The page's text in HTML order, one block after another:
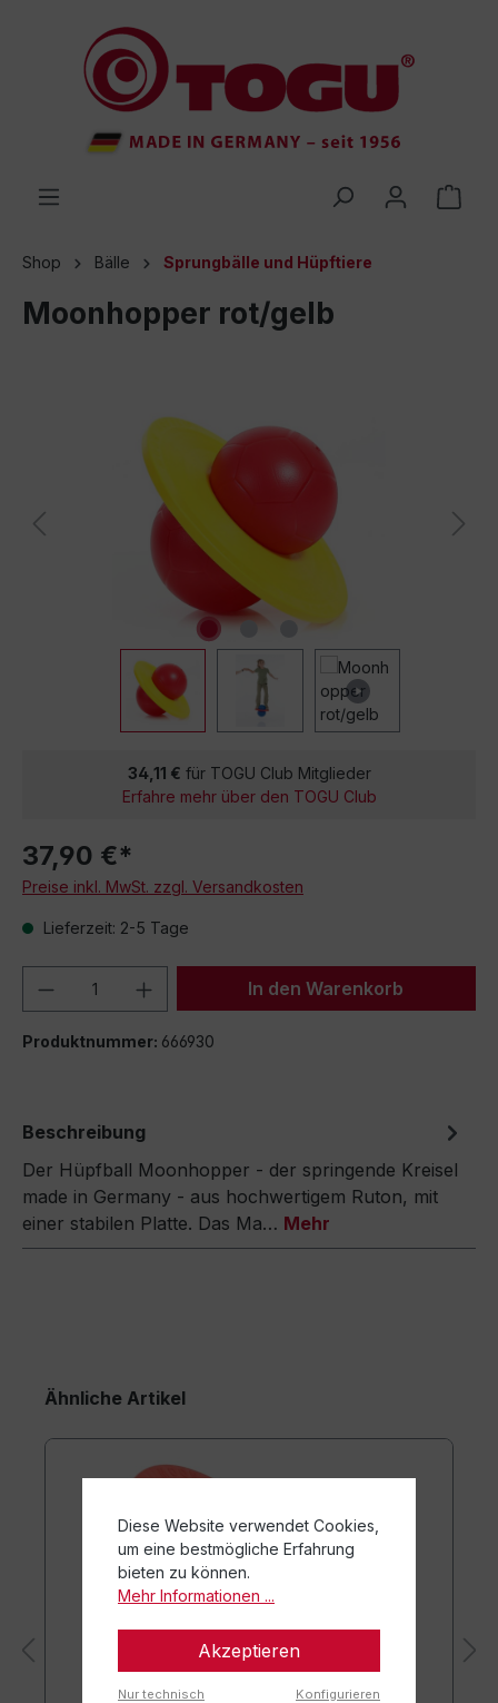
springen
Shop Bälle Sprungbälle und Hüpftiere
Moonhopper rot/gelb
34,11 € für TOGU Club Mitglieder
Erfahre mehr über den TOGU Club
37,90 €*
Preise inkl. MwSt. zzgl. Versandkosten
Lieferzeit: 2-5 Tage
Produkt Anzahl: Gib denIn den Warenkorb
Produktnummer: 666930
Beschreibung
Der Hüpfball Moonhopper - der springende Kreisel
made in Germany - aus hochwertigem Ruton, mit
einer stabilen Platte. Das Ma… Mehr
Ähnliche Artikel
Diese Website verwendet Cookies,
um eine bestmögliche Erfahrung
bieten zu können.
Mehr Informationen ...
Akzeptieren
Nur technisch
Konfigurieren